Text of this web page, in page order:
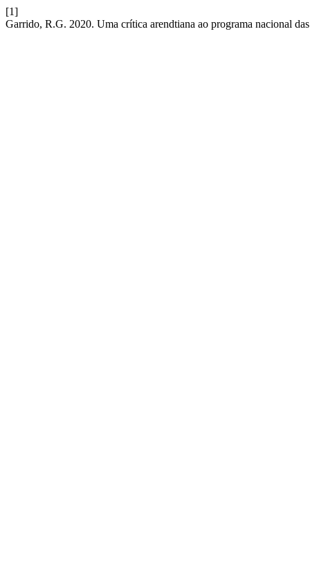
[1]
Garrido, R.G. 2020. Uma crítica arendtiana ao programa nacional